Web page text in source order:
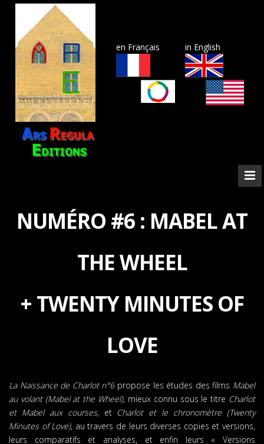
in English
en Français
NUMÉRO #6 : MABEL AT
THE WHEEL
+ TWENTY MINUTES OF
LOVE
La Naissance de Charlot n°6propose les études des films Mabel
au volant (Mabel at the Wheel), mieux connu sous le titre Charlot
et Mabel aux courses, et Charlot et le chronomètre (Twenty
Minutes of Love), au travers de leurs diverses copies et versions,
leurs comparatifs et analyses, et enfin leurs « Versions